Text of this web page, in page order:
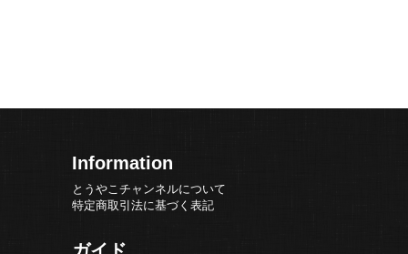
Information
とうやこチャンネルについて
特定商取引法に基づく表記